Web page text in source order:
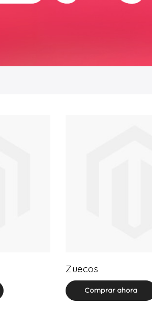
Zuecos
Comprar ahora